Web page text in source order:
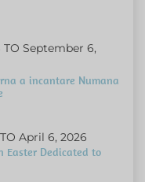
TO September 6,
a incantare Numana
April 6, 2026
Easter Dedicated to